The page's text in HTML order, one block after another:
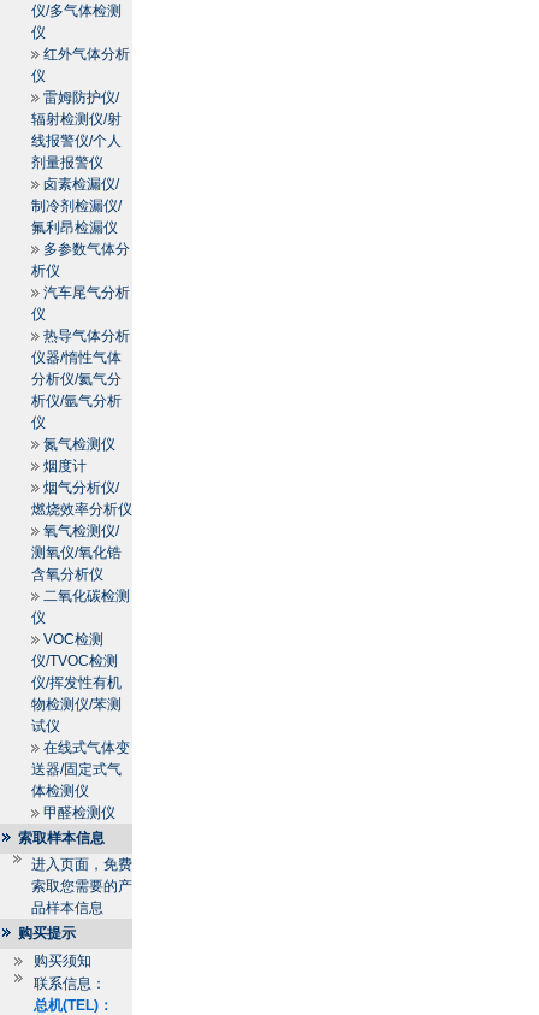
仪/多气体检测
仪
红外气体分析
仪
雷姆防护仪/
辐射检测仪/射
线报警仪/个人
剂量报警仪
卤素检漏仪/
制冷剂检漏仪/
氟利昂检漏仪
多参数气体分
析仪
汽车尾气分析
仪
热导气体分析
仪器/惰性气体
分析仪/氦气分
析仪/氩气分析
仪
氮气检测仪
烟度计
烟气分析仪/
燃烧效率分析仪
氧气检测仪/
测氧仪/氧化锆
含氧分析仪
二氧化碳检测
仪
VOC检测
仪/TVOC检测
仪/挥发性有机
物检测仪/苯测
试仪
在线式气体变
送器/固定式气
体检测仪
甲醛检测仪
索取样本信息
进入页面，免费
索取您需要的产
品样本信息
购买提示
购买须知
联系信息：
总机(TEL)：